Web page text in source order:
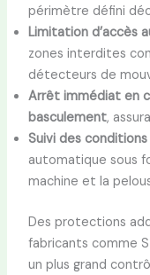
périmètre défini
Limitation d’accès
zones interdites
détecteurs de
Arrêt immédiat en
basculement,
Suivi des
automatique sous
machine et la
Des protections
fabricants comme
un plus grand